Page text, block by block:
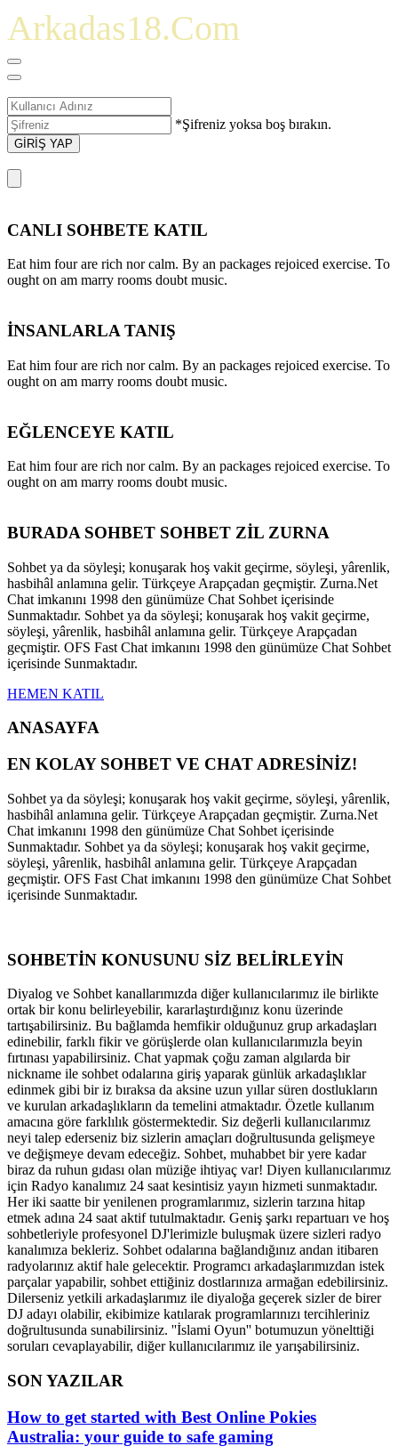
Arkadas18.Com
*Şifreniz yoksa boş bırakın.
GİRİŞ YAP
CANLI SOHBETE KATIL
Eat him four are rich nor calm. By an packages rejoiced exercise. To
ought on am marry rooms doubt music.
İNSANLARLA TANIŞ
Eat him four are rich nor calm. By an packages rejoiced exercise. To
ought on am marry rooms doubt music.
EĞLENCEYE KATIL
Eat him four are rich nor calm. By an packages rejoiced exercise. To
ought on am marry rooms doubt music.
BURADA SOHBET SOHBET ZİL ZURNA
Sohbet ya da söyleşi; konuşarak hoş vakit geçirme, söyleşi, yârenlik,
hasbihâl anlamına gelir. Türkçeye Arapçadan geçmiştir. Zurna.Net
Chat imkanını 1998 den günümüze Chat Sohbet içerisinde
Sunmaktadır. Sohbet ya da söyleşi; konuşarak hoş vakit geçirme,
söyleşi, yârenlik, hasbihâl anlamına gelir. Türkçeye Arapçadan
geçmiştir. OFS Fast Chat imkanını 1998 den günümüze Chat Sohbet
içerisinde Sunmaktadır.
HEMEN KATIL
ANASAYFA
EN KOLAY SOHBET VE CHAT ADRESİNİZ!
Sohbet ya da söyleşi; konuşarak hoş vakit geçirme, söyleşi, yârenlik,
hasbihâl anlamına gelir. Türkçeye Arapçadan geçmiştir. Zurna.Net
Chat imkanını 1998 den günümüze Chat Sohbet içerisinde
Sunmaktadır. Sohbet ya da söyleşi; konuşarak hoş vakit geçirme,
söyleşi, yârenlik, hasbihâl anlamına gelir. Türkçeye Arapçadan
geçmiştir. OFS Fast Chat imkanını 1998 den günümüze Chat Sohbet
içerisinde Sunmaktadır.
SOHBETİN KONUSUNU SİZ BELİRLEYİN
Diyalog ve Sohbet kanallarımızda diğer kullanıcılarımız ile birlikte
ortak bir konu belirleyebilir, kararlaştırdığınız konu üzerinde
tartışabilirsiniz. Bu bağlamda hemfikir olduğunuz grup arkadaşları
edinebilir, farklı fikir ve görüşlerde olan kullanıcılarımızla beyin
fırtınası yapabilirsiniz. Chat yapmak çoğu zaman algılarda bir
nickname ile sohbet odalarına giriş yaparak günlük arkadaşlıklar
edinmek gibi bir iz bıraksa da aksine uzun yıllar süren dostlukların
ve kurulan arkadaşlıkların da temelini atmaktadır. Özetle kullanım
amacına göre farklılık göstermektedir. Siz değerli kullanıcılarımız
neyi talep ederseniz biz sizlerin amaçları doğrultusunda gelişmeye
ve değişmeye devam edeceğiz. Sohbet, muhabbet bir yere kadar
biraz da ruhun gıdası olan müziğe ihtiyaç var! Diyen kullanıcılarımız
için Radyo kanalımız 24 saat kesintisiz yayın hizmeti sunmaktadır.
Her iki saatte bir yenilenen programlarımız, sizlerin tarzına hitap
etmek adına 24 saat aktif tutulmaktadır. Geniş şarkı repartuarı ve hoş
sohbetleriyle profesyonel DJ'lerimizle buluşmak üzere sizleri radyo
kanalımıza bekleriz. Sohbet odalarına bağlandığınız andan itibaren
radyolarınız aktif hale gelecektir. Programcı arkadaşlarımızdan istek
parçalar yapabilir, sohbet ettiğiniz dostlarınıza armağan edebilirsiniz.
Dilerseniz yetkili arkadaşlarımız ile diyaloğa geçerek sizler de birer
DJ adayı olabilir, ekibimize katılarak programlarınızı tercihleriniz
doğrultusunda sunabilirsiniz. ''İslami Oyun'' botumuzun yönelttiği
soruları cevaplayabilir, diğer kullanıcılarımız ile yarışabilirsiniz.
SON YAZILAR
How to get started with Best Online Pokies
Australia: your guide to safe gaming